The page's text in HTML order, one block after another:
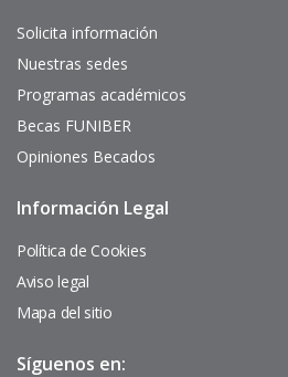
interés
Solicita información
Nuestras sedes
Programas académicos
Becas FUNIBER
Opiniones Becados
Pie
página
Información Legal
Política de Cookies
Aviso legal
Mapa del sitio
Síguenos en: